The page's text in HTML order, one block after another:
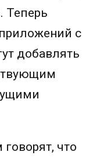
Теперь
с
добавлять
что